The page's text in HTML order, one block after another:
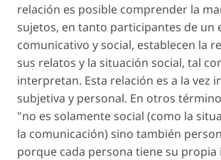
relación es posible comprender la
sujetos, en tanto participantes de un
comunicativo y social, establecen la
sus relatos y la situación social, tal
interpretan. Esta relación es a la vez
subjetiva y personal. En otros
"no es solamente social (como la
la comunicación) sino también
porque cada persona tiene su